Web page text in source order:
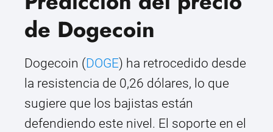
de Dogecoin
Dogecoin (DOGE) ha retrocedido desde
la resistencia de 0,26 dólares, lo que
sugiere que los bajistas están
defendiendo este nivel. El soporte en el